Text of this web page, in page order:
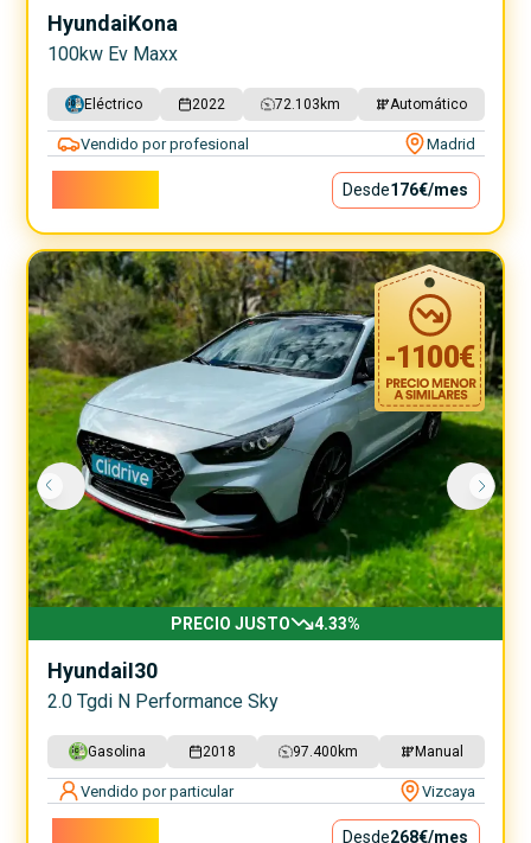
HyundaiKona
100kw Ev Maxx
Eléctrico 2022 72.103 km Automático
Vendido por profesional Madrid
Desde176€/mes
-1100€
PRECIO JUSTO 4.33%
HyundaiI30
2.0 Tgdi N Performance Sky
Gasolina 2018 97.400 km Manual
Vendido por particular Vizcaya
Desde268€/mes